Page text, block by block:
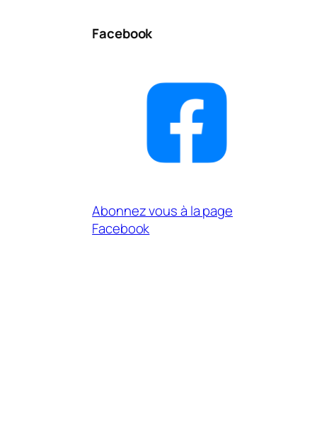
Facebook
Abonnez vous à la page
Facebook